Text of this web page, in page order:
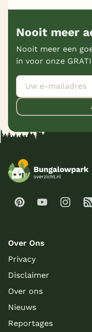
Nooit meer
Nooit meer een
in voor onze
Over Ons
Privacy
Disclaimer
Over ons
Nieuws
Reportages